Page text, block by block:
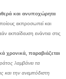
και ανυποχώρητα
εκπροσωπεί και
εκπαίδευση ενάντια στις
χρονικά, παραβιάζεται
λαμβάνει τα
και την ανεμπόδιστη